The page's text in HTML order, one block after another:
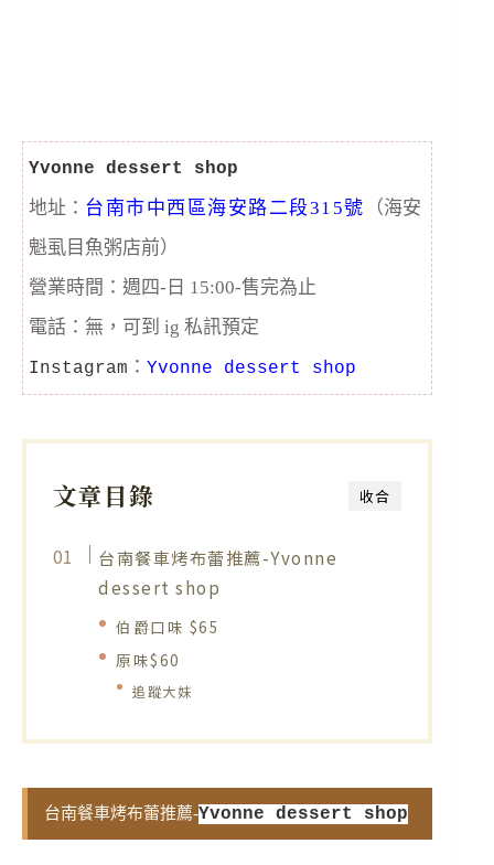
Yvonne dessert shop
地址： 台南市中西區海安路二段315號 （海安
魁虱目魚粥店前）
營業時間：週四-日 15:00-售完為止
電話：無，可到 ig 私訊預定
Instagram ： Yvonne dessert shop
收合
文章目錄
台南餐車烤布蕾推薦-Yvonne
dessert shop
伯爵口味 $65
原味$60
追蹤大妹
台南餐車烤布蕾推薦-Yvonne dessert shop